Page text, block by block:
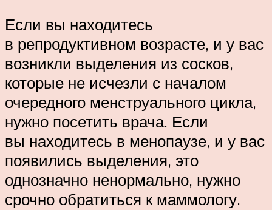
Если вы находитесь
в репродуктивном возрасте, и у вас
возникли выделения из сосков,
которые не исчезли с началом
очередного менструального цикла,
нужно посетить врача. Если
вы находитесь в менопаузе, и у вас
появились выделения, это
однозначно ненормально, нужно
срочно обратиться к маммологу.